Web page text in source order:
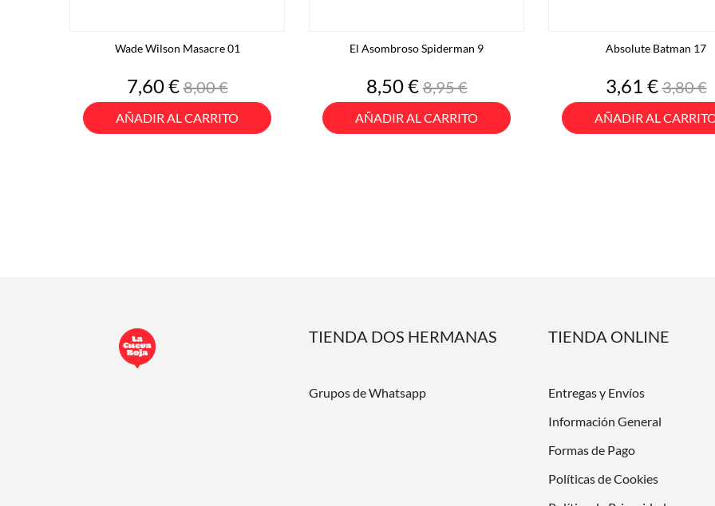
Wade Wilson Masacre 01
Precio
7,60 €Precio
base
8,00 €
AÑADIR AL CARRITO
El Asombroso Spiderman 9
Precio
8,50 €Precio
base
8,95 €
AÑADIR AL CARRITO
Absolute Batman 17
Precio
3,61 €Precio
base
3,80 €
AÑADIR AL
TIENDA DOS HERMANAS
Grupos de Whatsapp
TIENDA ONLINE
Entregas y Envíos
Información General
Formas de Pago
Políticas de Cookies